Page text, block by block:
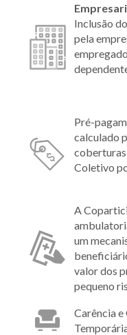
Inclusão
pela
Pré-
calculado
Coletivo
A
um
valor dos
pequeno
Carência